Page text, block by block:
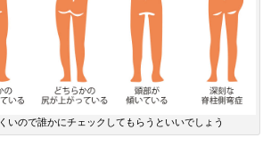
いので誰かにチェックしてもらうといいでしょう